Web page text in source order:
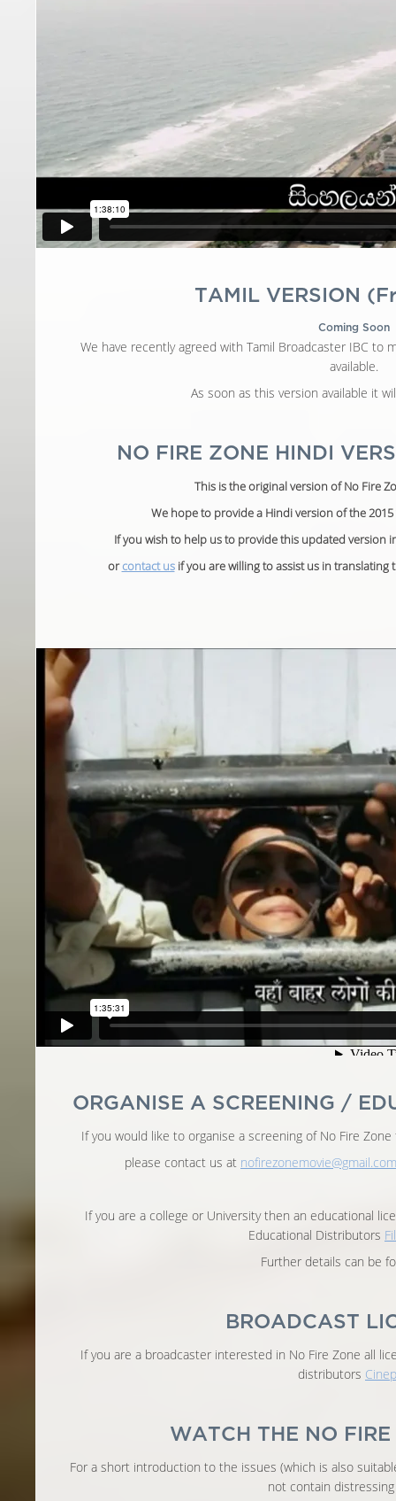
TAMIL VERSION
Coming Soon
We have recently agreed with Tamil Broadcaster IBC to
available.
As soon as this version available it
NO FIRE ZONE HINDI
This is the original version of No Fire
We hope to provide a Hindi version of the
If you wish to help us to provide this updated version
orcontact usif you are willing to assist us in translating
ORGANISE A SCREENING /
If you would like to organise a screening of No Fire
please contact us at nofirezonemovie@gmail.com
If you are a college or University then an educational
Educational Distributors
Further details can be
BROADCAST
If you are a broadcaster interested in No Fire Zone all
distributors
WATCH THE NO
For a short introduction to the issues (which is also
not contain distressing